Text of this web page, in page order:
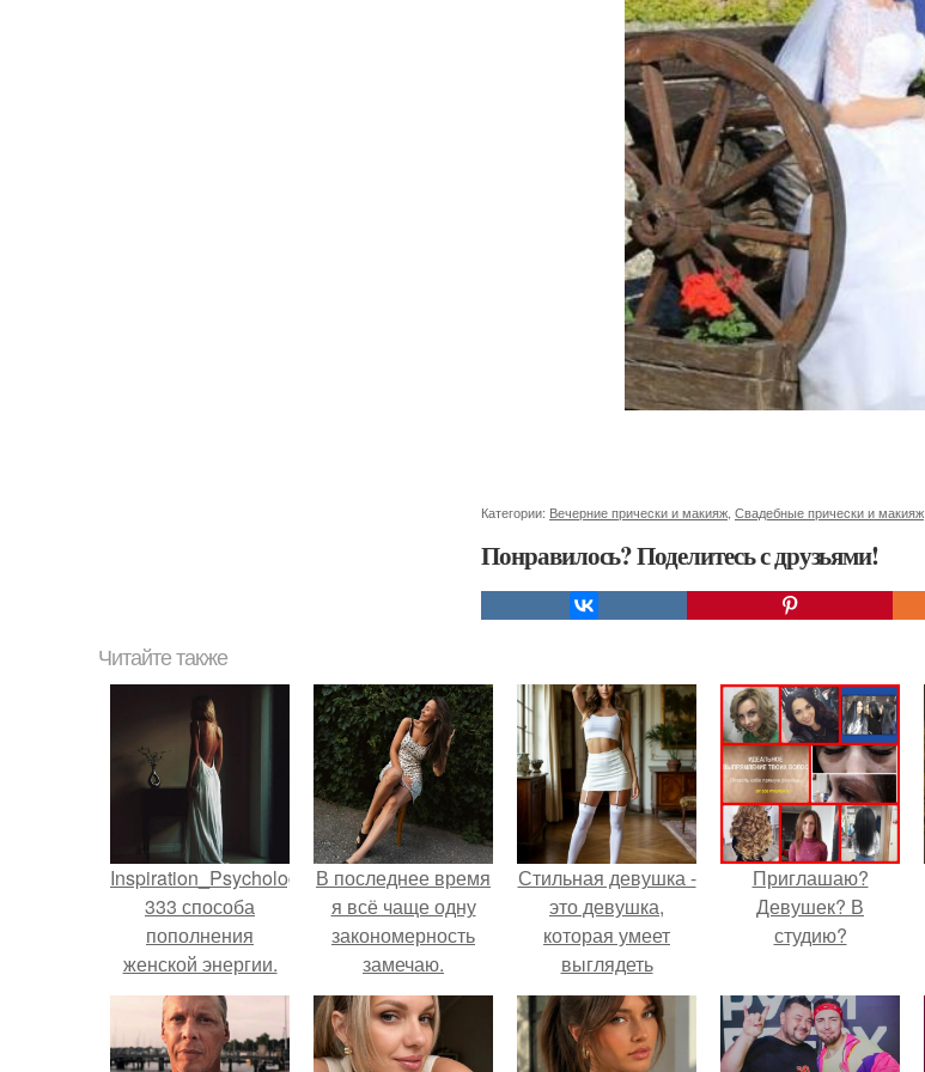
Категории: Вечерние прически и макияж Свадебные прически и макияж
Понравилось? Поделитесь с друзьями!
Читайте также
Inspiration_Psychology.
333 способа
пополнения
женской энергии.
В последнее время
я всё чаще одну
закономерность
замечаю.
Стильная девушка -
это девушка,
которая умеет
выглядеть
привлекательно и
элегантно в любои
ситуации.
Приглашаю?
Девушек? В
студию?